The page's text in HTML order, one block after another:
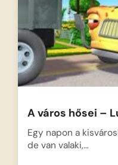
A város hősei –
Egy napon a
de van valaki,…